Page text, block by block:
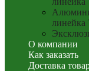
линейка
О компании
Как заказать
Доставка